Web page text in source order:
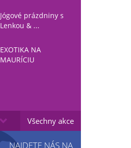
Jógové prázdniny s
Lenkou & ...
EXOTIKA NA
MAURÍCIU
Všechny akce
NAJDETE NÁS NA